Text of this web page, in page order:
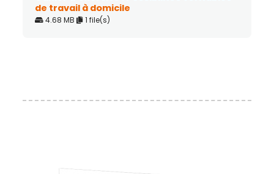
de travail à domicile
4.68 MB 1 file(s)